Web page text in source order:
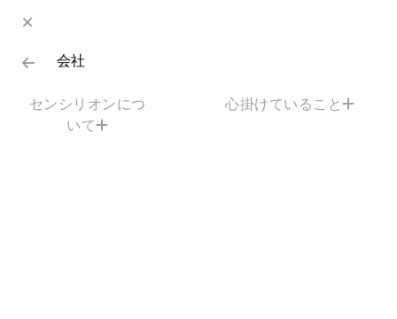
会社
センシリオンにつ
いて
心掛けていること